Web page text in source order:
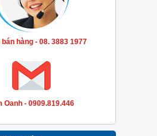
hàng - 08. 3883 1977
Oanh - 0909.819.446